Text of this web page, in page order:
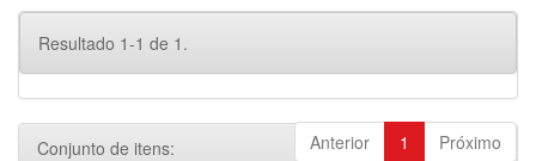
Resultado 1-1 de 1.
Anterior 1 Próximo
Conjunto de itens: